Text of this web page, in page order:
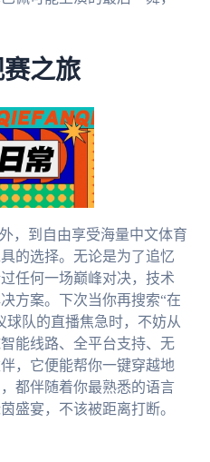
之旅
，到自由享受海量中文体育
的选择。无论是为了追忆
任何一场巅峰对决，技术
方案。下次当你再搜索“在
球队的直播焦急时，不妨从
能线路、全平台支持、无
，它便能帮你一键穿越地
都伴随着你最熟悉的语言
盛宴，不该被距离打断。